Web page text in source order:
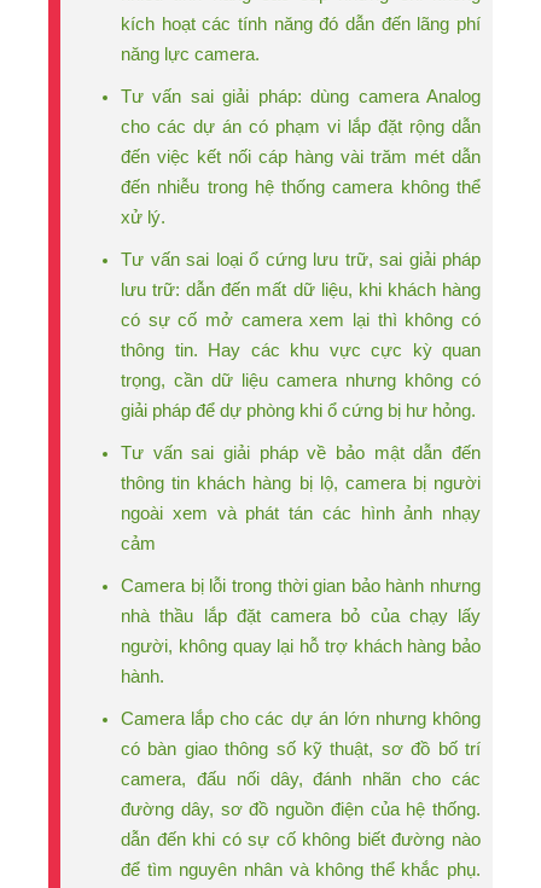
kích hoạt các tính năng đó dẫn đến lãng phí
năng lực camera.
Tư vấn sai giải pháp: dùng camera Analog
cho các dự án có phạm vi lắp đặt rộng dẫn
đến việc kết nối cáp hàng vài trăm mét dẫn
đến nhiễu trong hệ thống camera không thể
xử lý.
Tư vấn sai loại ổ cứng lưu trữ, sai giải pháp
lưu trữ: dẫn đến mất dữ liệu, khi khách hàng
có sự cố mở camera xem lại thì không có
thông tin. Hay các khu vực cực kỳ quan
trọng, cần dữ liệu camera nhưng không có
giải pháp để dự phòng khi ổ cứng bị hư hỏng.
Tư vấn sai giải pháp về bảo mật dẫn đến
thông tin khách hàng bị lộ, camera bị người
ngoài xem và phát tán các hình ảnh nhạy
cảm
Camera bị lỗi trong thời gian bảo hành nhưng
nhà thầu lắp đặt camera bỏ của chạy lấy
người, không quay lại hỗ trợ khách hàng bảo
hành.
Camera lắp cho các dự án lớn nhưng không
có bàn giao thông số kỹ thuật, sơ đồ bố trí
camera, đấu nối dây, đánh nhãn cho các
đường dây, sơ đồ nguồn điện của hệ thống.
dẫn đến khi có sự cố không biết đường nào
để tìm nguyên nhân và không thể khắc phụ.